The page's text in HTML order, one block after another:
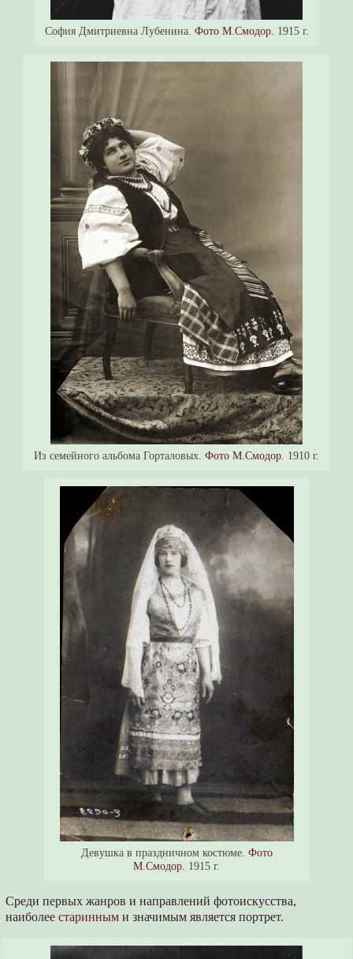
София Дмитриевна Лубенина. Фото М.Смодор. 1915 г.
Из семейного альбома Горталовых. Фото М.Смодор. 1910 г.
Девушка в праздничном костюме. Фото
М.Смодор. 1915 г.
Среди первых жанров и направлений фотоискусства,
наиболеестаринным и значимым является портрет.